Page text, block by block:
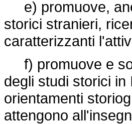
e) promuove,
storici stranieri,
caratterizzanti
f) promuove e
degli studi storici
orientamenti
attengono